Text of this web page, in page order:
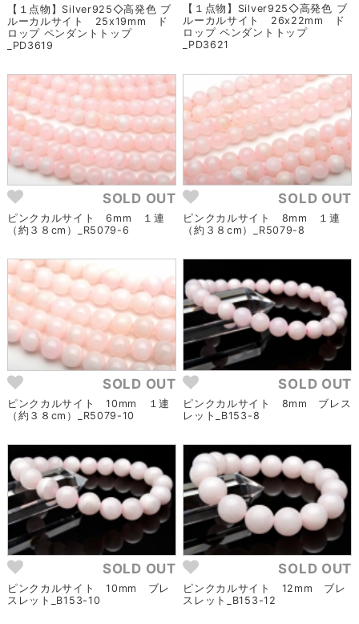
【１点物】Silver925◇高発色 ブ
ルーカルサイト 25x19mm ド
ロップ ペンダントトップ
_PD3619
【１点物】Silver925◇高発色 ブ
ルーカルサイト 26x22mm ド
ロップ ペンダントトップ
_PD3621
SOLD OUT
ピンクカルサイト 6mm １連
（約３８cm）_R5079-6
SOLD OUT
ピンクカルサイト 8mm １連
（約３８cm）_R5079-8
SOLD OUT
ピンクカルサイト 10mm １連
（約３８cm）_R5079-10
SOLD OUT
ピンクカルサイト 8mm ブレス
レット_B153-8
SOLD OUT
ピンクカルサイト 10mm ブレ
スレット_B153-10
SOLD OUT
ピンクカルサイト 12mm ブレ
スレット_B153-12